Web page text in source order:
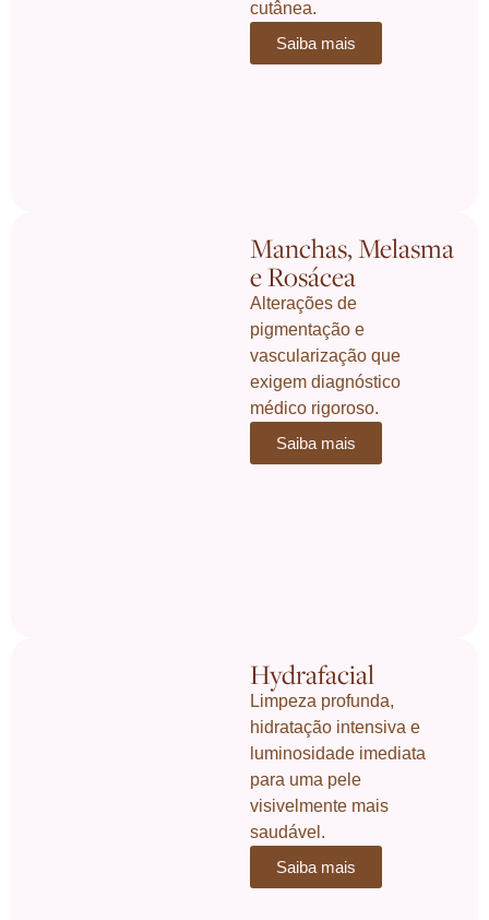
cutânea.
Saiba mais
Manchas, Melasma
e Rosácea
Alterações de
pigmentação e
vascularização que
exigem diagnóstico
médico rigoroso.
Saiba mais
Hydrafacial
Limpeza profunda,
hidratação intensiva e
luminosidade imediata
para uma pele
visivelmente mais
saudável.
Saiba mais